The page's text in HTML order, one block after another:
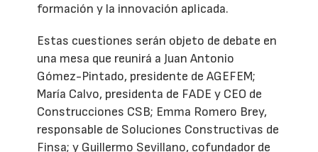
formación y la innovación aplicada.
Estas cuestiones serán objeto de debate en
una mesa que reunirá a Juan Antonio
Gómez-Pintado, presidente de AGEFEM;
María Calvo, presidenta de FADE y CEO de
Construcciones CSB; Emma Romero Brey,
responsable de Soluciones Constructivas de
Finsa; y Guillermo Sevillano, cofundador de